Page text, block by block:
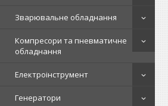
Зварювальне обладнання
Компресори та пневматичне
обладнання
Електроінструмент
Генератори